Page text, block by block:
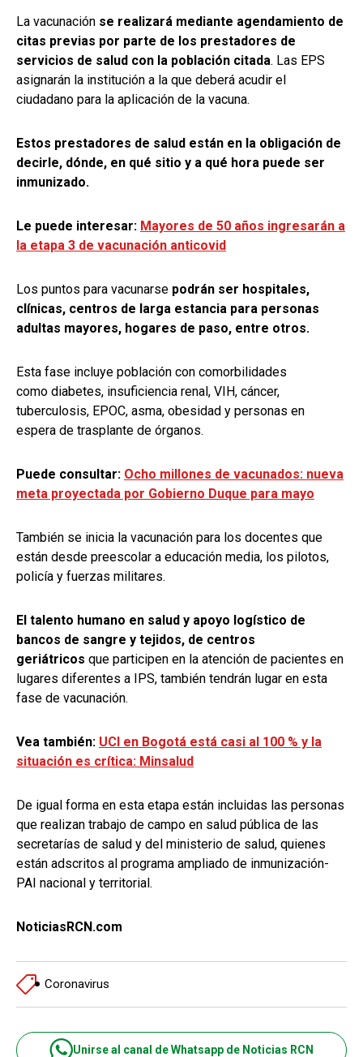
La vacunación se realizará mediante agendamiento de
citas previas por parte de los prestadores de
servicios de salud con la población citada. Las EPS
asignarán la institución a la que deberá acudir el
ciudadano para la aplicación de la vacuna.
Estos prestadores de salud están en la obligación de
decirle, dónde, en qué sitio y a qué hora puede ser
inmunizado.
Le puede interesar: Mayores de 50 años ingresarán a
la etapa 3 de vacunación anticovid
Los puntos para vacunarse podrán ser hospitales,
clínicas, centros de larga estancia para personas
adultas mayores, hogares de paso, entre otros.
Esta fase incluye población con comorbilidades
como diabetes, insuficiencia renal, VIH, cáncer,
tuberculosis, EPOC, asma, obesidad y personas en
espera de trasplante de órganos.
Puede consultar: Ocho millones de vacunados: nueva
meta proyectada por Gobierno Duque para mayo
También se inicia la vacunación para los docentes que
están desde preescolar a educación media, los pilotos,
policía y fuerzas militares.
El talento humano en salud y apoyo logístico de
bancos de sangre y tejidos, de centros
geriátricos que participen en la atención de pacientes en
lugares diferentes a IPS, también tendrán lugar en esta
fase de vacunación.
Vea también: UCI en Bogotá está casi al 100 % y la
situación es crítica: Minsalud
De igual forma en esta etapa están incluidas las personas
que realizan trabajo de campo en salud pública de las
secretarías de salud y del ministerio de salud, quienes
están adscritos al programa ampliado de inmunización-
PAI nacional y territorial.
NoticiasRCN.com
Coronavirus
Unirse al canal de Whatsapp de Noticias RCN